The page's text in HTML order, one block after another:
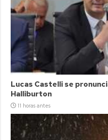
Lucas Castelli se
Halliburton
11 horas antes